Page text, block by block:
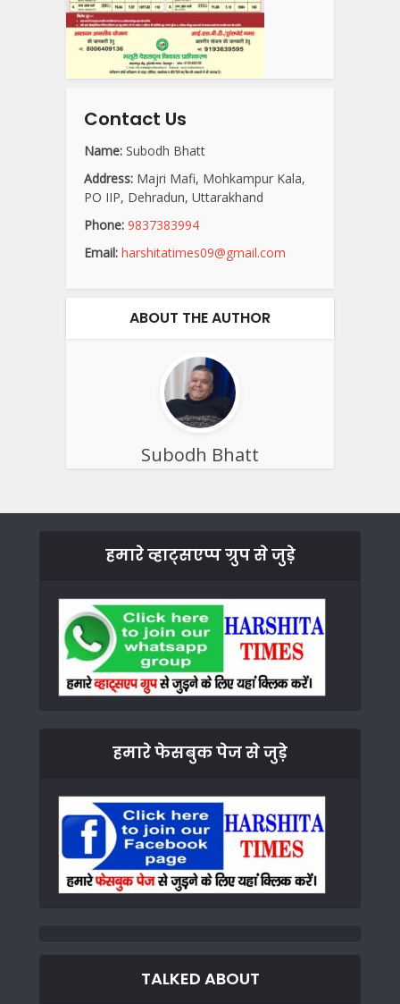
Contact Us
Name: Subodh Bhatt
Address: Majri Mafi, Mohkampur Kala,
PO IIP, Dehradun, Uttarakhand
Phone: 9837383994
Email: harshitatimes09@gmail.com
ABOUT THE AUTHOR
Subodh Bhatt
हमारे व्हाट्सएप्प ग्रुप से जुड़े
हमारे फेसबुक पेज से जुड़े
TALKED ABOUT